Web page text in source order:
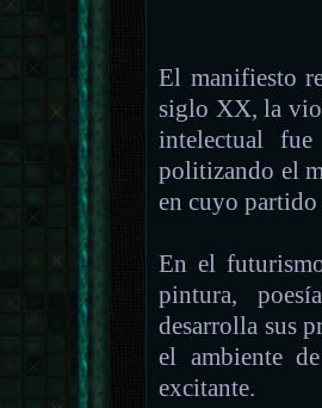
El manifiesto
siglo XX, la
intelectual
politizando el
en cuyo
En el
pintura,
desarrolla sus
el ambiente
excitante.